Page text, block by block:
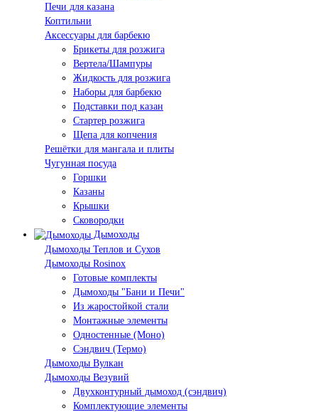
Печи для казана
Коптильни
Аксессуары для барбекю
Брикеты для розжига
Вертела/Шампуры
Жидкость для розжига
Наборы для барбекю
Подставки под казан
Стартер розжига
Щепа для копчения
Решётки для мангала и плиты
Чугунная посуда
Горшки
Казаны
Крышки
Сковородки
Дымоходы
Дымоходы Теплов и Сухов
Дымоходы Rosinox
Готовые комплекты
Дымоходы "Бани и Печи"
Из жаростойкой стали
Монтажные элементы
Одностенные (Моно)
Сэндвич (Термо)
Дымоходы Вулкан
Дымоходы Везувий
Двухконтурный дымоход (сэндвич)
Комплектующие элементы